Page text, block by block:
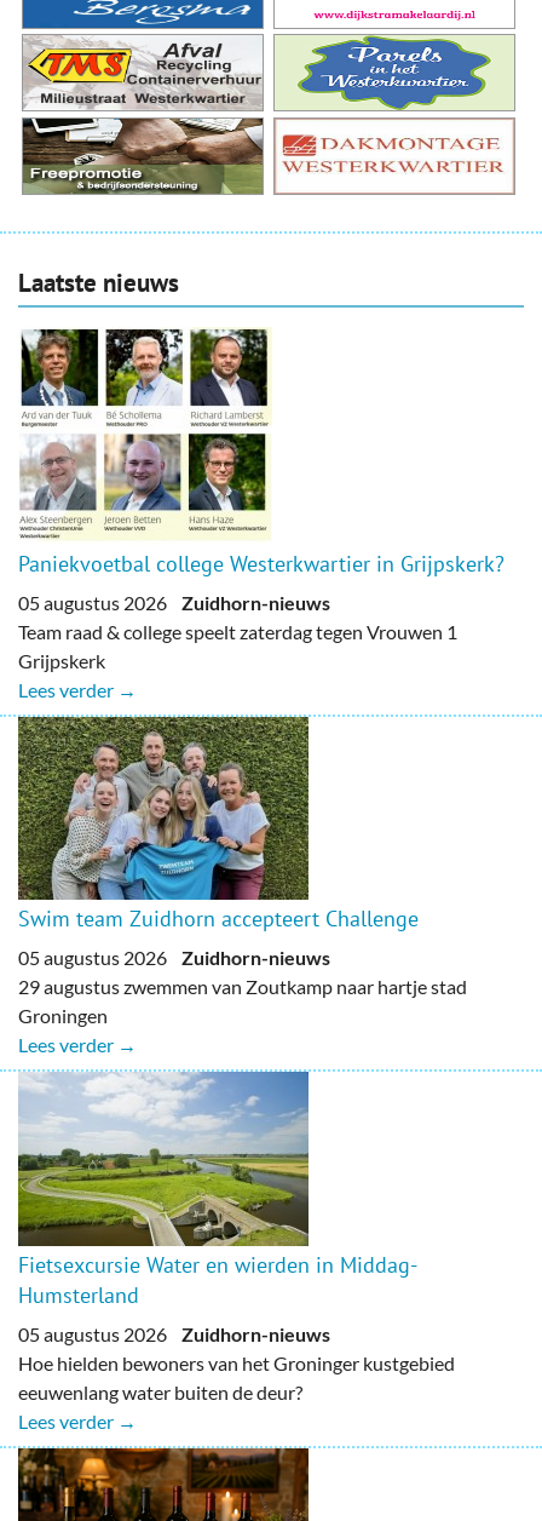
Laatste nieuws
Paniekvoetbal college Westerkwartier in Grijpskerk?
05 augustus 2026 Zuidhorn-nieuws
Team raad & college speelt zaterdag tegen Vrouwen 1
Grijpskerk
Lees verder →
Swim team Zuidhorn accepteert Challenge
05 augustus 2026 Zuidhorn-nieuws
29 augustus zwemmen van Zoutkamp naar hartje stad
Groningen
Lees verder →
Fietsexcursie Water en wierden in Middag-
Humsterland
05 augustus 2026 Zuidhorn-nieuws
Hoe hielden bewoners van het Groninger kustgebied
eeuwenlang water buiten de deur?
Lees verder →